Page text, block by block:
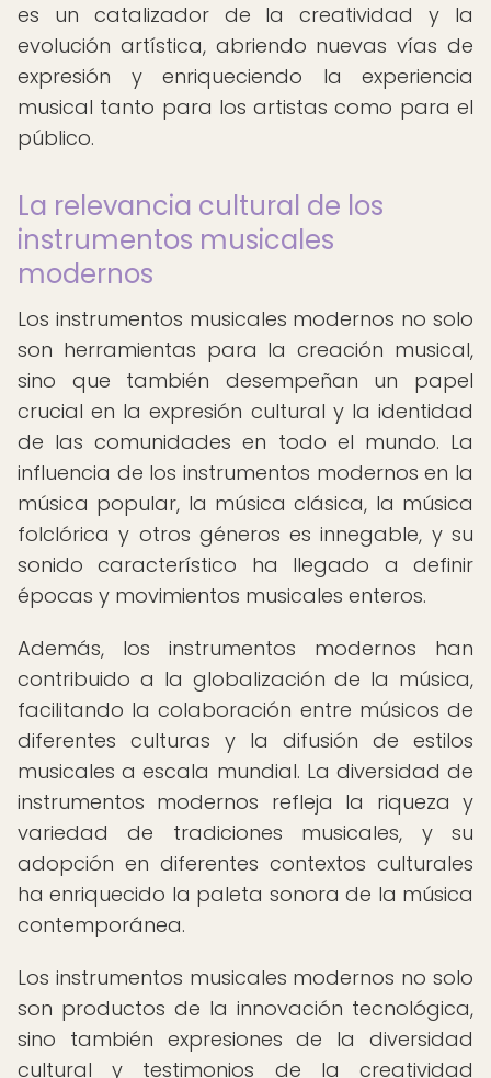
es un catalizador de la creatividad y la
evolución artística, abriendo nuevas vías de
expresión y enriqueciendo la experiencia
musical tanto para los artistas como para el
público.
La relevancia cultural de los
instrumentos musicales
modernos
Los instrumentos musicales modernos no solo
son herramientas para la creación musical,
sino que también desempeñan un papel
crucial en la expresión cultural y la identidad
de las comunidades en todo el mundo. La
influencia de los instrumentos modernos en la
música popular, la música clásica, la música
folclórica y otros géneros es innegable, y su
sonido característico ha llegado a definir
épocas y movimientos musicales enteros.
Además, los instrumentos modernos han
contribuido a la globalización de la música,
facilitando la colaboración entre músicos de
diferentes culturas y la difusión de estilos
musicales a escala mundial. La diversidad de
instrumentos modernos refleja la riqueza y
variedad de tradiciones musicales, y su
adopción en diferentes contextos culturales
ha enriquecido la paleta sonora de la música
contemporánea.
Los instrumentos musicales modernos no solo
son productos de la innovación tecnológica,
sino también expresiones de la diversidad
cultural y testimonios de la creatividad